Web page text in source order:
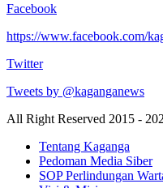
Facebook
https://www.facebook.com/
Twitter
Tweets by @kaganganews
All Right Reserved 2015 -
Tentang Kaganga
Pedoman Media Siber
SOP Perlindungan